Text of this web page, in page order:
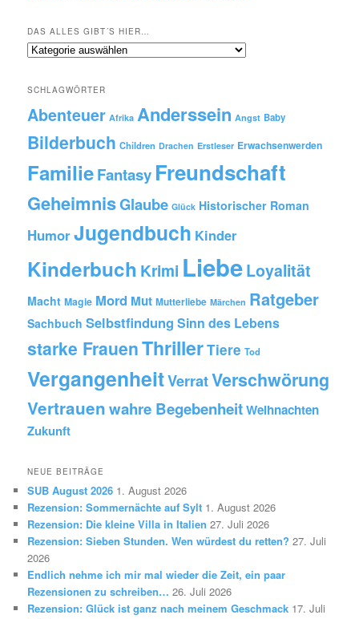
DAS ALLES GIBT´S HIER…
Das
´s
hier…
SCHLAGWÖRTER
Abenteuer Afrika Anderssein Angst Baby
Bilderbuch Children Drachen Erstleser Erwachsenwerden
FamilieFantasy Freundschaft
GeheimnisGlaube Glück Historischer Roman
HumorJugendbuch Kinder
Kinderbuch Krimi LiebeLoyalität
Macht Magie Mord Mut Mutterliebe Märchen Ratgeber
Sachbuch Selbstfindung Sinn des Lebens
starke FrauenThrillerTiere Tod
VergangenheitVerratVerschwörung
Vertrauenwahre BegebenheitWeihnachten
Zukunft
NEUE BEITRÄGE
SUB August 2026 1. August 2026
Rezension: Sommernächte auf Sylt 1. August 2026
Rezension: Die kleine Villa in Italien 27. Juli 2026
Rezension: Sieben Stunden. Wen würdest du retten? 27. Juli
2026
Endlich nehme ich mir mal wieder die Zeit, ein paar
Rezensionen zu schreiben… 26. Juli 2026
Rezension: Glück ist ganz nach meinem Geschmack 17. Juli